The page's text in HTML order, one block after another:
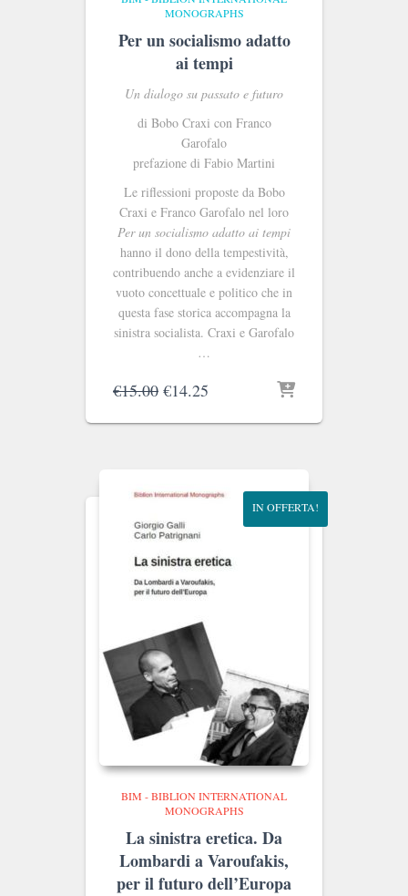
MONOGRAPHS
Per un socialismo adatto
ai tempi
Un dialogo su passato e futuro
di Bobo Craxi con Franco
Garofalo
prefazione di Fabio Martini
Le riflessioni proposte da Bobo
Craxi e Franco Garofalo nel loro
Per un socialismo adatto ai tempi
hanno il dono della tempestività,
contribuendo anche a evidenziare il
vuoto concettuale e politico che in
questa fase storica accompagna la
sinistra socialista. Craxi e Garofalo
…
€15.00 Il
originale
€14.25
attuale
IN OFFERTA!
BIM - BIBLION INTERNATIONAL
MONOGRAPHS
La sinistra eretica. Da
Lombardi a Varoufakis,
per il futuro dell’Europa